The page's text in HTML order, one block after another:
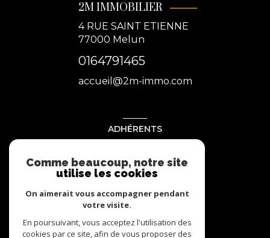
2M IMMOBILIER
4 RUE SAINT ETIENNE
77000 Melun
0164791465
accueil@2m-immo.com
ADHÉRENTS
Nous adhérons
Comme beaucoup, notre site
utilise les cookies
On aimerait vous accompagner pendant
votre visite.
En poursuivant, vous acceptez l'utilisation des
cookies par ce site, afin de vous proposer des